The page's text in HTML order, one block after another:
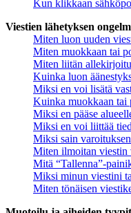
Kun klikkaan
Viestien lähetyksen
Miten luon uuden
Miten muokkaan tai
Miten liitän
Kuinka luon
Miksi en voi lisätä
Kuinka muokkaan tai
Miksi en pääse
Miksi en voi liittää
Miksi sain
Miten ilmoitan viestin
Mitä “Tallenna”-
Miksi minun viestini
Miten tönäisen